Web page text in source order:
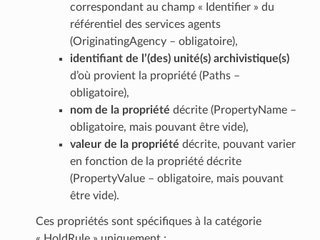
correspondant au champ « Identifier » du
référentiel des services agents
(OriginatingAgency – obligatoire),
identifiant de l’(des) unité(s) archivistique(s)
d’où provient la propriété (Paths –
obligatoire),
nom de la propriété décrite (PropertyName –
obligatoire, mais pouvant être vide),
valeur de la propriété décrite, pouvant varier
en fonction de la propriété décrite
(PropertyValue – obligatoire, mais pouvant
être vide).
Ces propriétés sont spécifiques à la catégorie